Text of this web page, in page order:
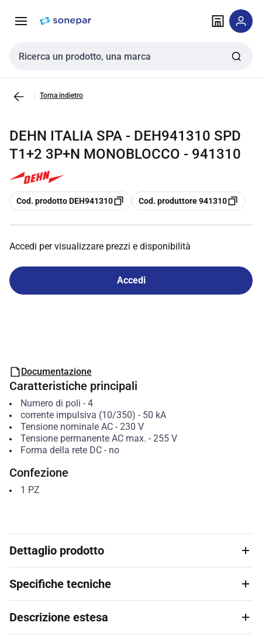
navigazione alla
Cerca input
Torna indietro
DEHN ITALIA SPA - DEH941310 SPD
T1+2 3P+N MONOBLOCCO - 941310
copia
Cod. prodotto DEH941310 copia
Cod. produttore 941310
Accedi per visualizzare prezzi e disponibilità
Accedi
Documentazione
Caratteristiche principali
Numero di poli - 4
corrente impulsiva (10/350) - 50 kA
Tensione nominale AC- 230 V
Tensione permanente AC max. - 255 V
Forma della rete DC- no
Confezione
1 PZ
Dettaglio prodotto
Specifiche tecniche
Descrizione estesa